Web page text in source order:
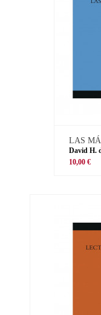
LAS
David H.
10,00 €